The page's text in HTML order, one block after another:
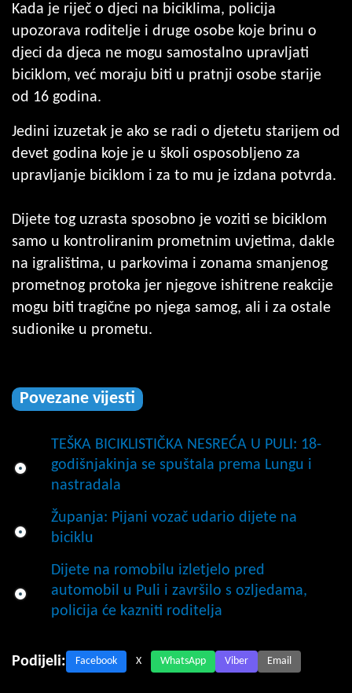
Kada je riječ o djeci na biciklima, policija
upozorava roditelje i druge osobe koje brinu o
djeci da djeca ne mogu samostalno upravljati
biciklom, već moraju biti u pratnji osobe starije
od 16 godina.
Jedini izuzetak je ako se radi o djetetu starijem od
devet godina koje je u školi osposobljeno za
upravljanje biciklom i za to mu je izdana potvrda.
Dijete tog uzrasta sposobno je voziti se biciklom
samo u kontroliranim prometnim uvjetima, dakle
na igralištima, u parkovima i zonama smanjenog
prometnog protoka jer njegove ishitrene reakcije
mogu biti tragične po njega samog, ali i za ostale
sudionike u prometu.
Povezane vijesti
TEŠKA BICIKLISTIČKA NESREĆA U PULI: 18-
godišnjakinja se spuštala prema Lungu i
nastradala
Županja: Pijani vozač udario dijete na
biciklu
Dijete na romobilu izletjelo pred
automobil u Puli i završilo s ozljedama,
policija će kazniti roditelja
Podijeli: Facebook X WhatsApp Viber Email